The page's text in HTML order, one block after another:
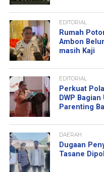
EDITORIAL
Rumah
Ambon
masih Kaji
EDITORIAL
Perkuat
DWP
Parenting
DAERAH
Dugaan
Tasane